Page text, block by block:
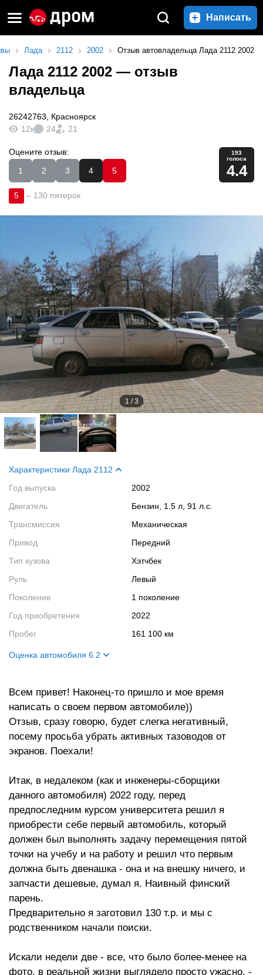
Написать
Лада 2112 2002 Отзыв автовладельца Лада 2112 2002
Лада 2112 2002 — отзыв
владельца
26242763
Красноярск
12к
24 21
Оцените отзыв:
1
2 3 4 5
193
голоса
4.4
5 – 130 пятерок
1 /3
Характеристики Лада 2112
Год выпуска
2002
Двигатель
Бензин, 1.5 л, 91 л.с.
Трансмиссия
Механическая
Привод
Передний
Тип кузова
Хэтчбек
Руль
Левый
Поколение
1 поколение
Год приобретения
2022
Пробег
161 100 км
Оценка автомобиля 6.2
Салон
8
Двигатель
5
Ходовые качества
5
Всем привет! Наконец-то пришло и мое время
написать о своем первом автомобиле))
Отзыв, сразу говорю, будет слегка негативный,
посему просьба убрать активных тазоводов от
экранов. Поехали!
Итак, в недалеком (как и инженеры-сборщики
данного автомобиля) 2022 году, перед
предпоследним курсом университета решил я
приобрести себе первый автомобиль, который
должен был выполнять задачу перемещения пятой
точки на учебу и на работу и решил что первым
должна быть двенашка - она и на внешку ничего, и
запчасти дешевые, думал я. Наивный финский
парень.
Предварительно я заготовил 130 т.р. и мы с
родственником начали поиски.
Искали недели две - все, что было более-менее на
фото, в реальной жизни выглядело просто ужасно, -